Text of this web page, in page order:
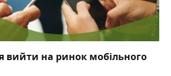
вийти на ринок мобільного